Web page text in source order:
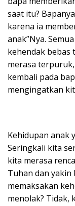
saat itu?
karena ia
anak”Nya.
kehendak bebas
merasa
kembali pada
mengingatkan
Kehidupan anak
Seringkali kita
kita merasa
Tuhan dan yakin
memaksakan
menolak? Tidak,